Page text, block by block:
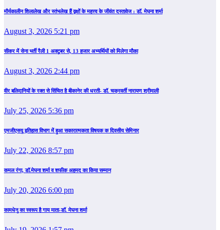
मौर्यकालीन शिलालेख और स्तंभलेख हैं वृक्षों के महत्त्व के जीवंत दस्तावेज : डॉ. मेघना शर्मा
August 3, 2026 5:21 pm
सीकर में सेना भर्ती रैली 1 अक्टूबर से, 13 हजार अभ्यर्थियों को मिलेगा मौका
August 3, 2026 2:44 pm
वीर बलिदानियों के रक्त से सिंचित है बीकानेर की धरती- डॉ. चक्रवर्ती नारायण श्रीमाली
July 25, 2026 5:36 pm
एमजीएसयू इतिहास विभाग में हुआ सकारात्मकता विषयक क दिवसीय सेमिनार
July 22, 2026 8:57 pm
कमल रंगा, डॉ.मेघना शर्मा व शफीक अहमद का किया सम्‍मान
July 20, 2026 6:00 pm
कामधेनु का स्वरूप है गाय माता-डॉ. मेघना शर्मा